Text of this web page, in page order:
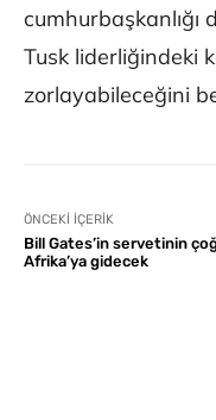
cumhurbaşkanlığı
Tusk liderliğindeki
zorlayabileceğini
ÖNCEKI İÇERIK
Bill Gates’in servetinin
Afrika’ya gidecek